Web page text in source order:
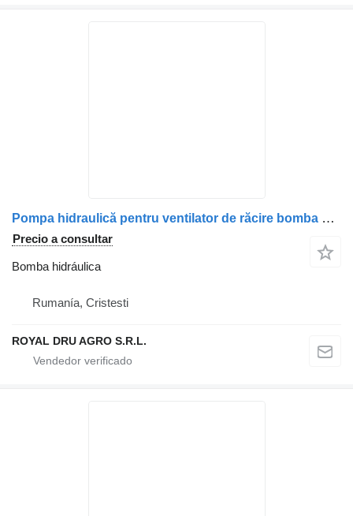
Pompa hidraulică pentru ventilator de răcire bomba hidráulica para Mercedes-Benz A0005531604 / A0005532604 / A0025406497 camión
Precio a consultar
Bomba hidráulica
Rumanía, Cristesti
ROYAL DRU AGRO S.R.L.